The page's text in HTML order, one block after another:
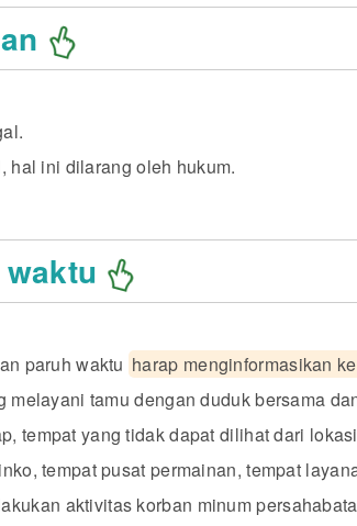
hal ini dilarang oleh hukum.
paruh waktu harap menginformasikan
tamu dengan duduk bersama
tempat yang tidak dapat dilihat dari
tempat pusat permainan, tempat
aktivitas korban minum